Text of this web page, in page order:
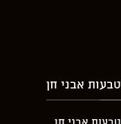
טבעות אבני חן
טבעות אבני חן